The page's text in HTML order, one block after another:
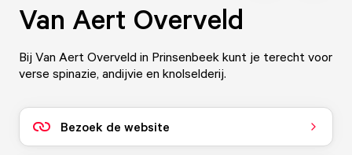
Van Aert Overveld
Bij Van Aert Overveld in Prinsenbeek kunt je terecht voor
verse spinazie, andijvie en knolselderij.
Bezoek de website